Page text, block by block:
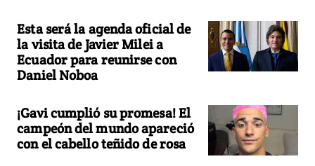
Esta será la agenda oficial de
la visita de Javier Milei a
Ecuador para reunirse con
Daniel Noboa
¡Gavi cumplió su promesa! El
campeón del mundo apareció
con el cabello teñido de rosa